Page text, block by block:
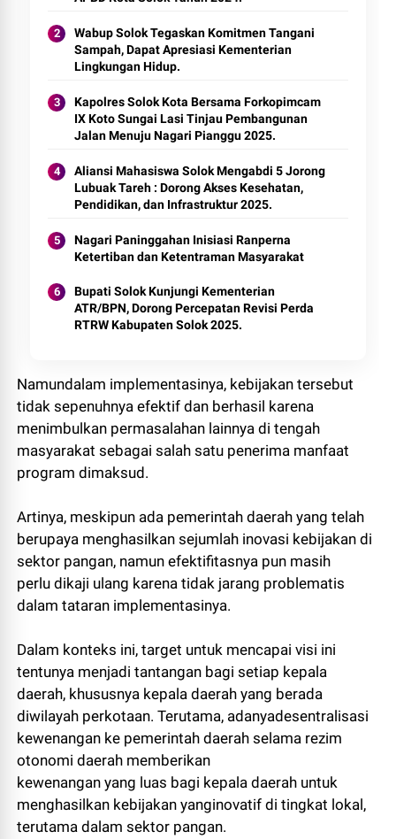
Wabup Solok Tegaskan Komitmen Tangani
Sampah, Dapat Apresiasi Kementerian
Lingkungan Hidup.
Kapolres Solok Kota Bersama Forkopimcam
IX Koto Sungai Lasi Tinjau Pembangunan
Jalan Menuju Nagari Pianggu 2025.
Aliansi Mahasiswa Solok Mengabdi 5 Jorong
Lubuak Tareh : Dorong Akses Kesehatan,
Pendidikan, dan Infrastruktur 2025.
Nagari Paninggahan Inisiasi Ranperna
Ketertiban dan Ketentraman Masyarakat
Bupati Solok Kunjungi Kementerian
ATR/BPN, Dorong Percepatan Revisi Perda
RTRW Kabupaten Solok 2025.
Namundalam implementasinya, kebijakan tersebut
tidak sepenuhnya efektif dan berhasil karena
menimbulkan permasalahan lainnya di tengah
masyarakat sebagai salah satu penerima manfaat
program dimaksud.
Artinya, meskipun ada pemerintah daerah yang telah
berupaya menghasilkan sejumlah inovasi kebijakan di
sektor pangan, namun efektifitasnya pun masih
perlu dikaji ulang karena tidak jarang problematis
dalam tataran implementasinya.
Dalam konteks ini, target untuk mencapai visi ini
tentunya menjadi tantangan bagi setiap kepala
daerah, khususnya kepala daerah yang berada
diwilayah perkotaan. Terutama, adanyadesentralisasi
kewenangan ke pemerintah daerah selama rezim
otonomi daerah memberikan
kewenangan yang luas bagi kepala daerah untuk
menghasilkan kebijakan yanginovatif di tingkat lokal,
terutama dalam sektor pangan.